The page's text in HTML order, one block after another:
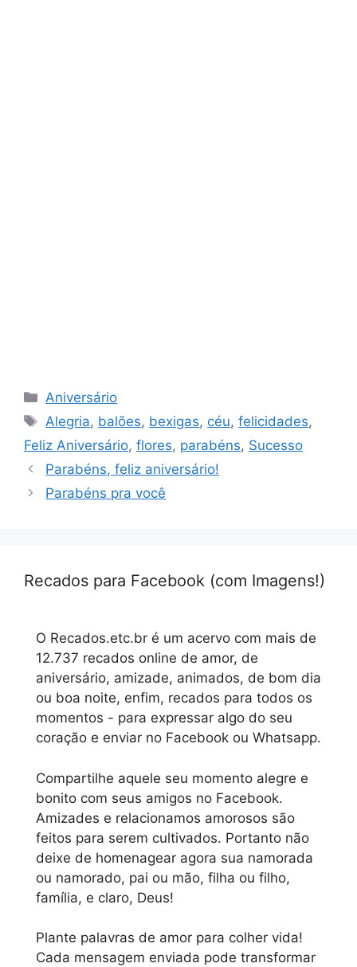
Categorias
Aniversário
Tags
Alegria, balões, bexigas, céu,felicidades,
Feliz Aniversário, flores, parabéns, Sucesso
Parabéns, feliz aniversário!
Parabéns pra você
Recados para Facebook (com Imagens!)
O Recados.etc.br é um acervo com mais de
12.737 recados online de amor, de
aniversário, amizade, animados, de bom dia
ou boa noite, enfim, recados para todos os
momentos - para expressar algo do seu
coração e enviar no Facebook ou Whatsapp.
Compartilhe aquele seu momento alegre e
bonito com seus amigos no Facebook.
Amizades e relacionamos amorosos são
feitos para serem cultivados. Portanto não
deixe de homenagear agora sua namorada
ou namorado, pai ou mão, filha ou filho,
família, e claro, Deus!
Plante palavras de amor para colher vida!
Cada mensagem enviada pode transformar